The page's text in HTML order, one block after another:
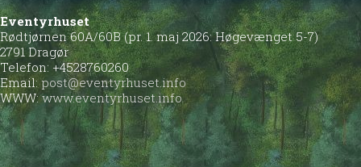
Eventyrhuset
Rødtjørnen 60A/60B (pr. 1. maj 2026: Høgevænget 5-7)
2791 Dragør
Telefon: +4528760260
Email:post@eventyrhuset.info
WWW:www.eventyrhuset.info